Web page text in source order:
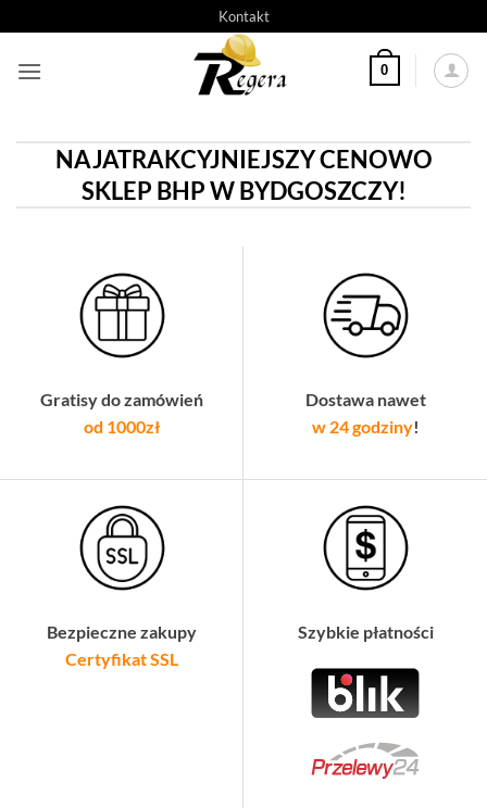
do
treści
Kontakt
0
NAJATRAKCYJNIEJSZY CENOWO
SKLEP BHP W BYDGOSZCZY!
Gratisy do zamówień
od 1000zł
Dostawa nawet
w 24 godziny!
Bezpieczne zakupy
Certyfikat SSL
Szybkie płatności